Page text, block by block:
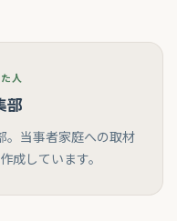
人
部
。当事者家庭への取材
成しています。